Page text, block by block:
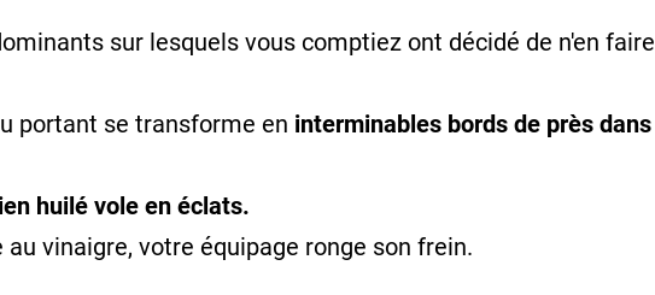
sur lesquels vous comptiez ont décidé de n'en faire
portant se transforme en interminables bords de près dans
huilé vole en éclats.
au vinaigre, votre équipage ronge son frein.